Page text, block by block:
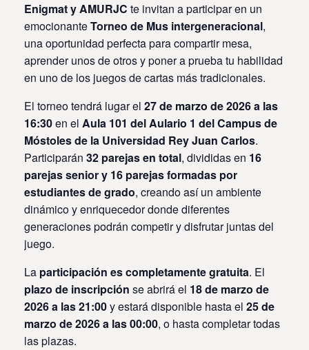
Enigmat y AMURJC te invitan a participar en un
emocionanteTorneo de Mus intergeneracional,
una oportunidad perfecta para compartir mesa,
aprender unos de otros y poner a prueba tu habilidad
en uno de los juegos de cartas más tradicionales.
El torneo tendrá lugar el 27 de marzo de 2026 a las
16:30en el Aula 101 del Aulario 1 del Campus de
Móstoles de la Universidad Rey Juan Carlos.
Participarán 32 parejas en total, divididas en 16
parejas senior y 16 parejas formadas por
estudiantes de grado, creando así un ambiente
dinámico y enriquecedor donde diferentes
generaciones podrán competir y disfrutar juntas del
juego.
La participación es completamente gratuita. El
plazo de inscripción se abrirá el 18 de marzo de
2026 a las 21:00y estará disponible hasta el 25 de
marzo de 2026 a las 00:00, o hasta completar todas
las plazas.